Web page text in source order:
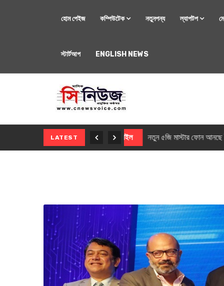
হোম পেইজ কম্পিউটেক নতুনপন্য ল্যাপটপ
স্টার্টআপ ENGLISH NEWS
LATEST মোবাইল নতুন সি-সিরিজ